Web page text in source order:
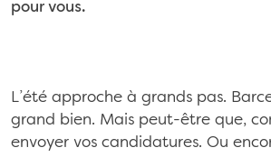
pour vous.
L’été approche à grands pas.
grand bien. Mais peut-être que,
envoyer vos candidatures. Ou